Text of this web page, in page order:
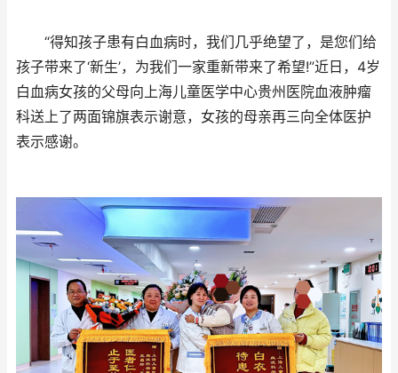
“得知孩子患有白血病时，我们几乎绝望了，是您们给
孩子带来了‘新生’，为我们一家重新带来了希望!”近日，4岁
白血病女孩的父母向上海儿童医学中心贵州医院血液肿瘤
科送上了两面锦旗表示谢意，女孩的母亲再三向全体医护
表示感谢。